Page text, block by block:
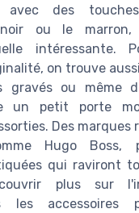
avec des
ou le marron,
intéressante.
on trouve
gravés ou même
un petit porte
Des marques
Hugo Boss,
qui raviront
plus sur
les accessoires